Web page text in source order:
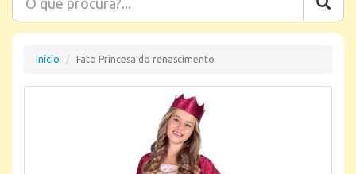
Início Fato Princesa do renascimento